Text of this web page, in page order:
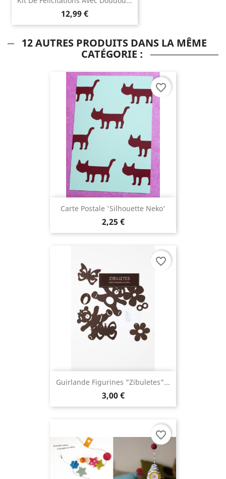
12,99 €
12 AUTRES PRODUITS DANS LA MÊME
CATÉGORIE :
Carte Postale 'Silhouette Neko'
2,25 €
favorite_border
Guirlande Figurines "Zibuletes"...
3,00 €
favorite_border
favorite_border